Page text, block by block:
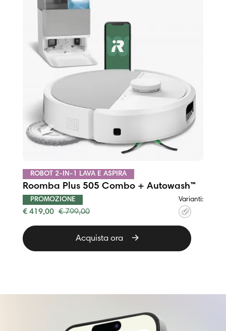
ROBOT 2-IN-1 LAVA E ASPIRA
Roomba Plus 505 Combo + Autowash™
PROMOZIONE
€ 419,00 € 799,00
Varianti:
Acquista ora